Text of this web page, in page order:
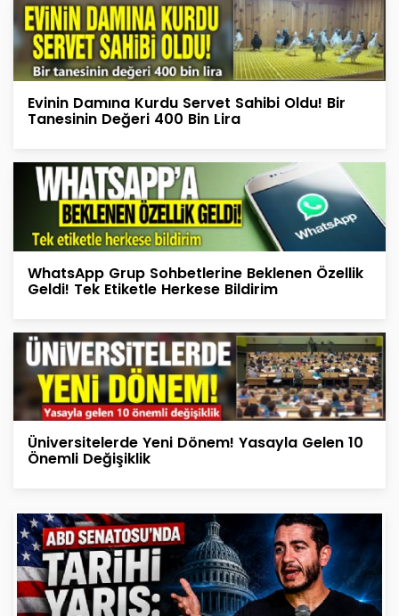
Evinin Damına Kurdu Servet Sahibi Oldu! Bir
Tanesinin Değeri 400 Bin Lira
WhatsApp Grup Sohbetlerine Beklenen Özellik
Geldi! Tek Etiketle Herkese Bildirim
Üniversitelerde Yeni Dönem! Yasayla Gelen 10
Önemli Değişiklik